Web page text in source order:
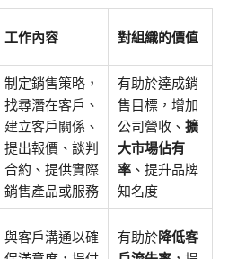
工作內容 對組織的價值
制定銷售策略，
找尋潛在客戶、
建立客戶關係、
提出報價、談判
合約、提供實際
銷售產品或服務
有助於達成銷
售目標，增加
公司營收、擴
大市場佔有
率 、提升品牌
知名度
與客戶溝通以確
有助於降低客